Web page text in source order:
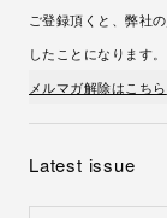
ご登録頂くと、弊社の
したことになります。
メルマガ解除はこちら
Latest issue